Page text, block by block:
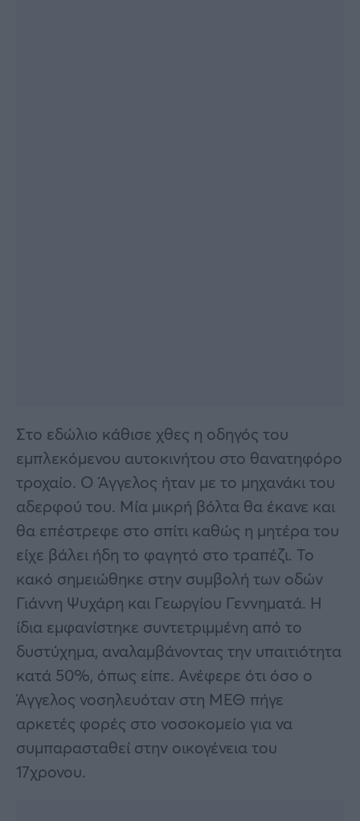
Στο εδώλιο κάθισε χθες η οδηγός του
εμπλεκόμενου αυτοκινήτου στο θανατηφόρο
τροχαίο. Ο Άγγελος ήταν με το μηχανάκι του
αδερφού του. Μία μικρή βόλτα θα έκανε και
θα επέστρεφε στο σπίτι καθώς η μητέρα του
είχε βάλει ήδη το φαγητό στο τραπέζι. Το
κακό σημειώθηκε στην συμβολή των οδών
Γιάννη Ψυχάρη και Γεωργίου Γεννηματά. Η
ίδια εμφανίστηκε συντετριμμένη από το
δυστύχημα, αναλαμβάνοντας την υπαιτιότητα
κατά 50%, όπως είπε. Ανέφερε ότι όσο ο
Άγγελος νοσηλευόταν στη ΜΕΘ πήγε
αρκετές φορές στο νοσοκομείο για να
συμπαρασταθεί στην οικογένεια του
17χρονου.